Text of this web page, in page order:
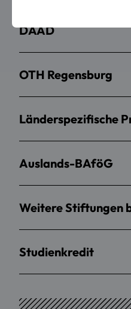
DAAD
OTH Regensburg
Länderspezifische
Auslands-BAföG
Weitere Stiftungen
Studienkredit